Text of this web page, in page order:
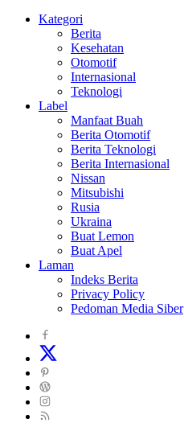
Kategori
Berita
Kesehatan
Otomotif
Internasional
Teknologi
Label
Manfaat Buah
Berita Otomotif
Berita Teknologi
Berita Internasional
Nissan
Mitsubishi
Rusia
Ukraina
Buat Lemon
Buat Apel
Laman
Indeks Berita
Privacy Policy
Pedoman Media Siber